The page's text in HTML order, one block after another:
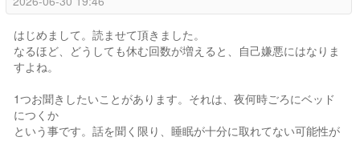
はじめまして。読ませて頂きました。
なるほど、どうしても休む回数が増えると、自己嫌悪にはなりま
すよね。
1つお聞きしたいことがあります。それは、夜何時ごろにベッド
につくか
という事です。話を聞く限り、睡眠が十分に取れてない可能性が